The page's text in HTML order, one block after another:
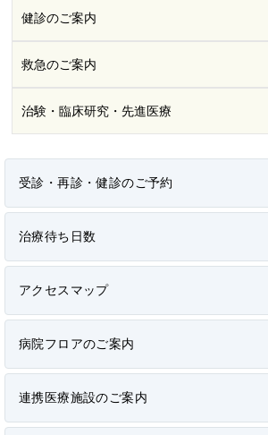
健診のご案内
救急のご案内
治験・臨床研究・先進医療
受診・再診・健診のご予約
治療待ち日数
アクセスマップ
病院フロアのご案内
連携医療施設のご案内